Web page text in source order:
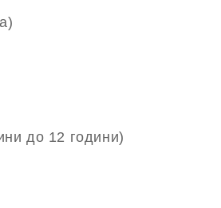
до 12 години)